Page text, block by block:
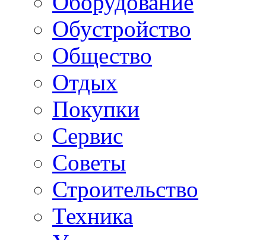
Обустройство
Общество
Отдых
Покупки
Сервис
Советы
Строительство
Техника